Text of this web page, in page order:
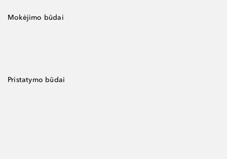
Mokėjimo būdai
Pristatymo būdai